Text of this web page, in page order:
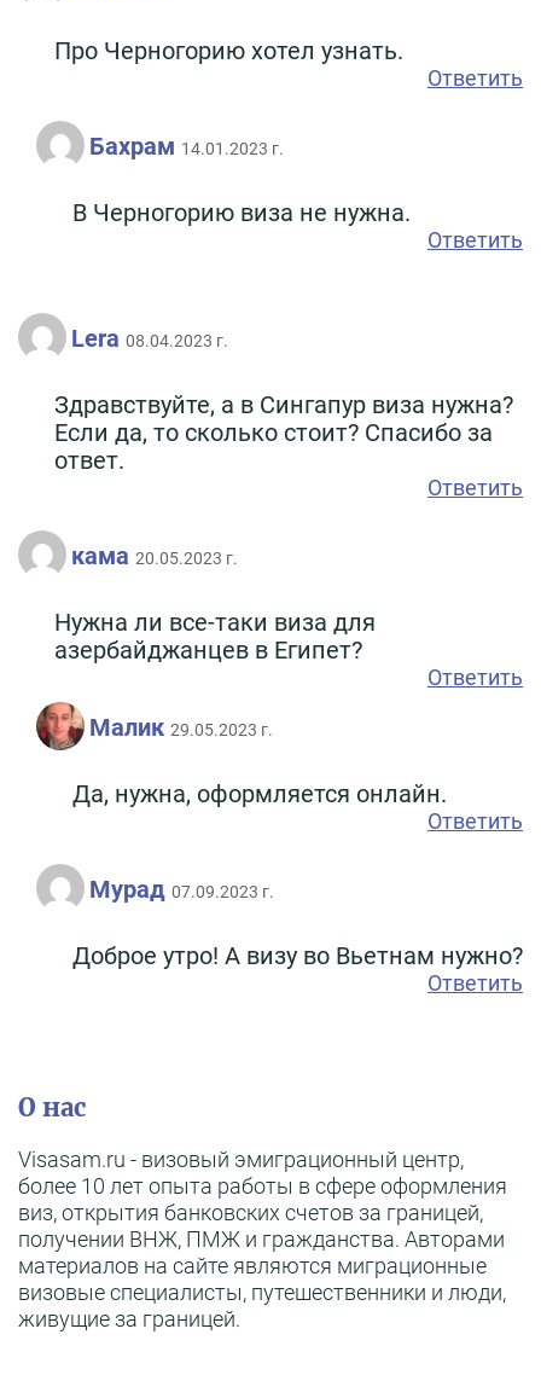
Про Черногорию хотел узнать.
Ответить
Бахрам 14.01.2023 г.
В Черногорию виза не нужна.
Ответить
Lera 08.04.2023 г.
Здравствуйте, а в Сингапур виза нужна?
Если да, то сколько стоит? Спасибо за
ответ.
Ответить
кама 20.05.2023 г.
Нужна ли все-таки виза для
азербайджанцев в Египет?
Ответить
Малик 29.05.2023 г.
Да, нужна, оформляется онлайн.
Ответить
Мурад 07.09.2023 г.
Доброе утро! А визу во Вьетнам нужно?
Ответить
О нас
Visasam.ru - визовый эмиграционный центр,
более 10 лет опыта работы в сфере оформления
виз, открытия банковских счетов за границей,
получении ВНЖ, ПМЖ и гражданства. Авторами
материалов на сайте являются миграционные
визовые специалисты, путешественники и люди,
живущие за границей.